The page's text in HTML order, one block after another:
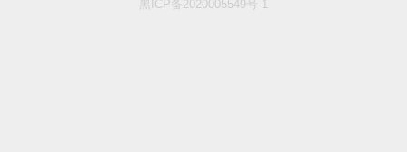
黑ICP备2020005549号-1